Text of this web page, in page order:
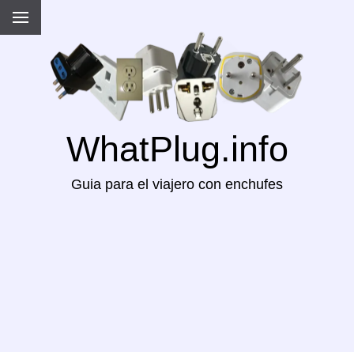
WhatPlug.info
Guia para el viajero con enchufes